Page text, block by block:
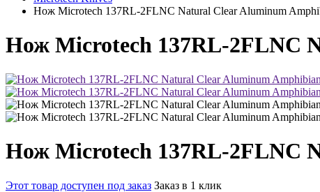
Нож Microtech 137RL-2FLNC Natural Clear Aluminum
Нож Microtech 137RL-2FLNC
Нож Microtech 137RL-2FLNC
Этот товар доступен под заказ Заказ в 1 клик